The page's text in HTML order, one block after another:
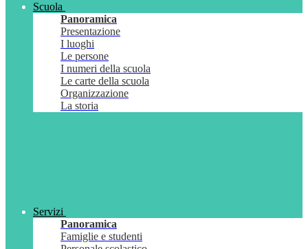
Scuola
Panoramica
Presentazione
I luoghi
Le persone
I numeri della scuola
Le carte della scuola
Organizzazione
La storia
Servizi
Panoramica
Famiglie e studenti